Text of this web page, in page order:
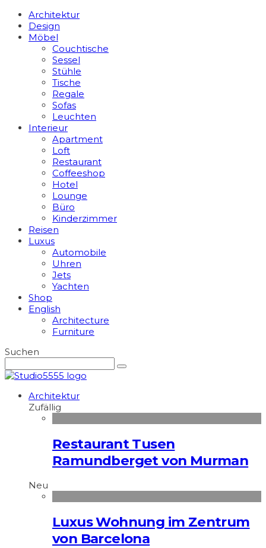
Architektur
Design
Möbel
Couchtische
Sessel
Stühle
Tische
Regale
Sofas
Leuchten
Interieur
Apart­ment
Loft
Restaurant
Coffeeshop
Hotel
Lounge
Büro
Kinderzimmer
Reisen
Luxus
Automobile
Uhren
Jets
Yachten
Shop
English
Architecture
Furniture
Suchen
Architektur
Zufällig
Restaurant Tusen
Ramundberget von Murman
Neu
Luxus Wohnung im Zentrum
von Barcelona